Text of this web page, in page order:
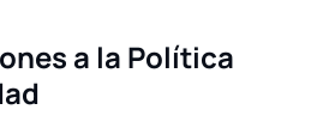
a la Política